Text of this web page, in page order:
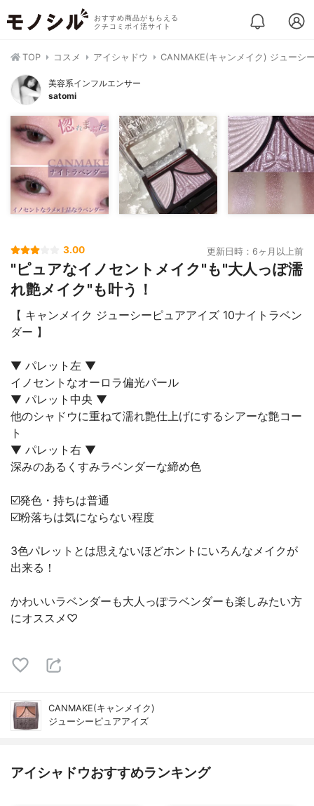
おすすめ商品がもらえる
クチコミポイ活サイト
TOP コスメ アイシャドウ CANMAKE(キャンメイク) ジューシ
美容系インフルエンサー
satomi
3.00 更新日時：6ヶ月以上前
"ピュアなイノセントメイク"も"大人っぽ濡
れ艶メイク"も叶う！
【 キャンメイク ジューシーピュアアイズ 10ナイトラベン
ダー 】
▼ パレット左 ▼
イノセントなオーロラ偏光パール
▼ パレット中央 ▼
他のシャドウに重ねて濡れ艶仕上げにするシアーな艶コー
ト
▼ パレット右 ▼
深みのあるくすみラベンダーな締め色
☑️発色・持ちは普通
☑️粉落ちは気にならない程度
3色パレットとは思えないほどホントにいろんなメイクが
出来る！
かわいいラベンダーも大人っぽラベンダーも楽しみたい方
にオススメ♡
CANMAKE(キャンメイク)
ジューシーピュアアイズ
アイシャドウおすすめランキング